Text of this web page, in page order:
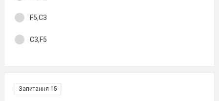
F5,C3
C3,F5
Запитання 15